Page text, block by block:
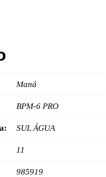
Maná
BPM-6 PRO
SUL ÁGUA
11
985919